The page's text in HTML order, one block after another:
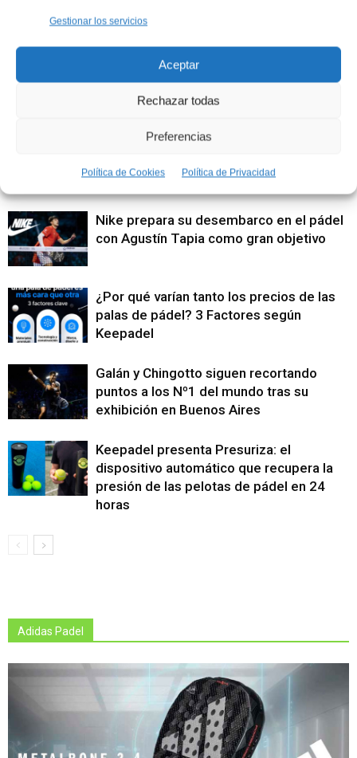
Gestionar los servicios
Aceptar
Rechazar todas
Preferencias
Política de Cookies Política de Privacidad
Artículos relacionados
Nike rompe el silencio: así son las
primeras palas con las que quiere
revolucionar el pádel
¿Quieres ganar la pala de Agustín Tapia?
Madrid
Nike prepara su desembarco en el pádel
con Agustín Tapia como gran objetivo
¿Por qué varían tanto los precios de las
palas de pádel? 3 Factores según
Keepadel
Galán y Chingotto siguen recortando
puntos a los Nº1 del mundo tras su
exhibición en Buenos Aires
Keepadel presenta Presuriza: el
dispositivo automático que recupera la
presión de las pelotas de pádel en 24
horas
Adidas Padel